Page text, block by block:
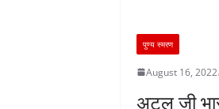
पुण्य स्मरण
August 16, 2022
अटल जी